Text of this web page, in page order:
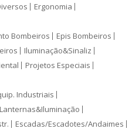
Ergonomia
Bombeiros
Epis Bombeiros
Iluminação&Sinaliz
Projetos Especiais
Industriais
Lanternas&Iluminação
Escadas/Escadotes/Andaimes